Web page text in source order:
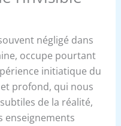
négligé dans
occupe pourtant
initiatique du
profond, qui nous
de la réalité,
enseignements